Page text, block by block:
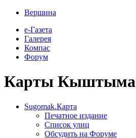
Вершина
е-Газета
Галерея
Компас
Форум
Карты Кыштыма
Sugomak.Карта
Печатное издание
Список улиц
Обсудить на Форуме